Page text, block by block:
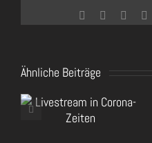
Facebook
TwitterReddit
Ähnliche Beiträge
Saxon in Düsseldorf